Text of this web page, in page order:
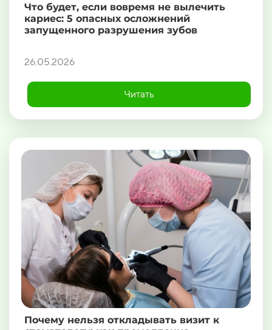
Что будет, если вовремя не вылечить
кариес: 5 опасных осложнений
запущенного разрушения зубов
26.05.2026
Читать
Почему нельзя откладывать визит к